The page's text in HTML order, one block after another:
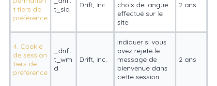
t tiers de
préférence
t_sid
Drift, Inc.
choix de langue
effectué sur le
site
2 ans
4. Cookie
de session
tiers de
préférence
_drift
t_wm
d
Drift, Inc.
Indiquer si vous
avez rejeté le
message de
bienvenue dans
cette session
2 ans